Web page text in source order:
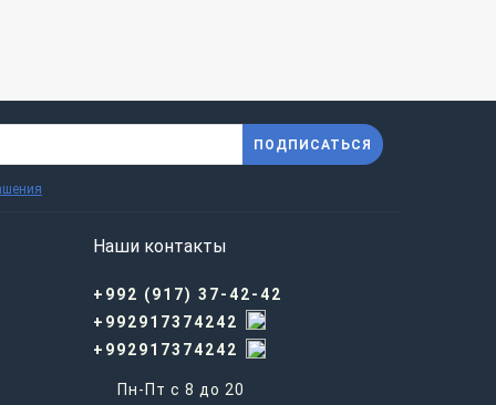
ПОДПИСАТЬСЯ
Наши контакты
+992 (917) 37-42-42
+992917374242
+992917374242
Пн-Пт с 8 до 20